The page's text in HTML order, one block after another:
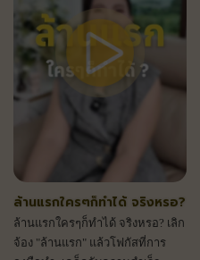
ล้านแรกใครๆก็ทำได้ จริงหรอ?
ล้านแรกใครๆก็ทำได้ จริงหรอ? เลิก
จ้อง "ล้านแรก" แล้วโฟกัสที่การ